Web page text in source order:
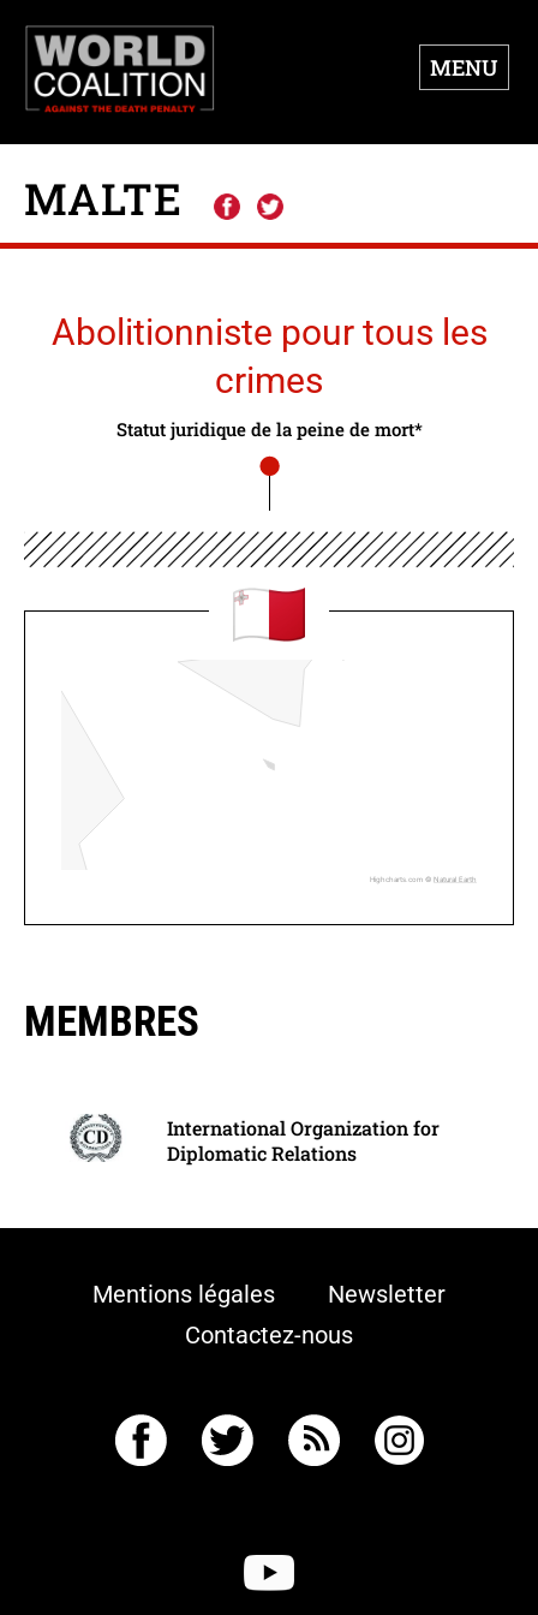
MENU
MALTE
Abolitionniste pour tous les
crimes
Statut juridique de la peine de mort*
Highcharts.com © Natural Earth
MEMBRES
International Organization for
Diplomatic Relations
Mentions légales
Newsletter
Contactez-nous